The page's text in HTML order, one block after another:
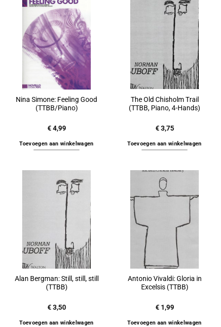
Nina Simone: Feeling Good
(TTBB/Piano)
€4,99
Toevoegen aan winkelwagen
The Old Chisholm Trail
(TTBB, Piano, 4-Hands)
€3,75
Toevoegen aan winkelwagen
Alan Bergman: Still, still, still
(TTBB)
€3,50
Toevoegen aan winkelwagen
Antonio Vivaldi: Gloria in
Excelsis (TTBB)
€1,99
Toevoegen aan winkelwagen